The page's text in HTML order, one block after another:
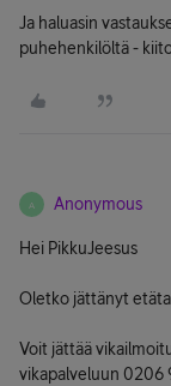
Ja haluasin
puhehenkilöltä -
A Anonymous
Hei PikkuJeesus
Oletko jättänyt
Voit jättää
vikapalveluun 0206